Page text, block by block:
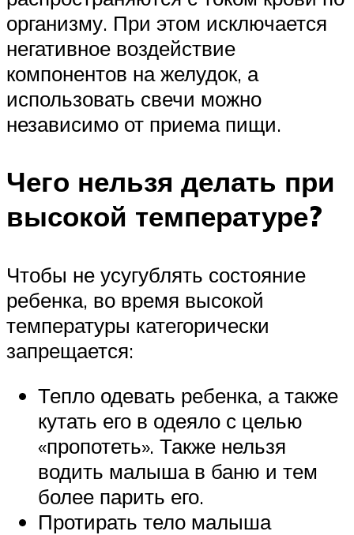
организму. При этом исключается
негативное воздействие
компонентов на желудок, а
использовать свечи можно
независимо от приема пищи.
Чего нельзя делать при
высокой температуре?
Чтобы не усугублять состояние
ребенка, во время высокой
температуры категорически
запрещается:
Тепло одевать ребенка, а также
кутать его в одеяло с целью
«пропотеть». Также нельзя
водить малыша в баню и тем
более парить его.
Протирать тело малыша